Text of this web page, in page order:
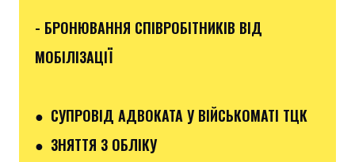
- БРОНЮВАННЯ СПІВРОБІТНИКІВ ВІД
МОБІЛІЗАЦІЇ
● СУПРОВІД АДВОКАТА У ВІЙСЬКОМАТІ ТЦК
● ЗНЯТТЯ З ОБЛІКУ